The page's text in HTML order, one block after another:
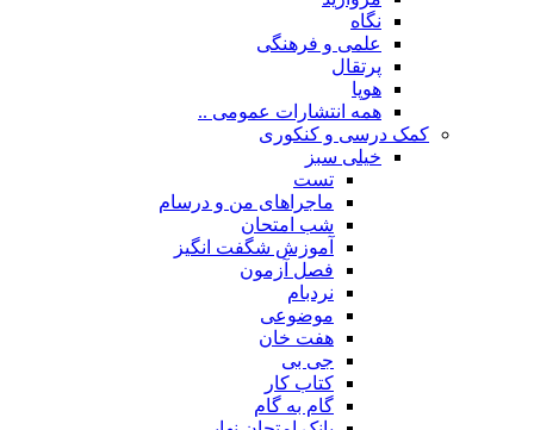
نگاه
علمی و فرهنگی
پرتقال
هوپا
همه انتشارات عمومی ..
کمک درسی و کنکوری
خیلی سبز
تست
ماجراهای من و درسام
شب امتحان
آموزش شگفت انگیز
فصل آزمون
نردبام
موضوعی
هفت خان
جی بی
کتاب کار
گام به گام